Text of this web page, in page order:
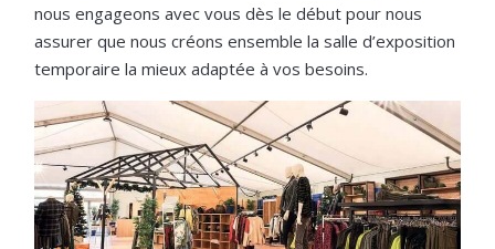
nous engageons avec vous dès le début pour nous
assurer que nous créons ensemble la salle d’exposition
temporaire la mieux adaptée à vos besoins.